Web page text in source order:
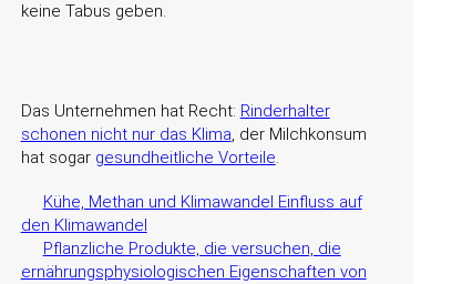
keine Tabus geben.
Das Unternehmen hat Recht: Rinderhalter
schonen nicht nur das Klima, der Milchkonsum
hat sogar gesundheitliche Vorteile.
Kühe, Methan und Klimawandel Einfluss auf
den Klimawandel
Pflanzliche Produkte, die versuchen, die
ernährungsphysiologischen Eigenschaften von